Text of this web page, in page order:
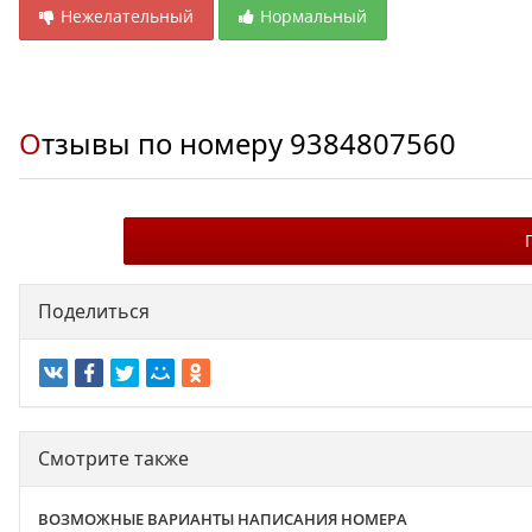
Нежелательный Нормальный
Отзывы по номеру 9384807560
Поделиться
Смотрите также
ВОЗМОЖНЫЕ ВАРИАНТЫ НАПИСАНИЯ НОМЕРА